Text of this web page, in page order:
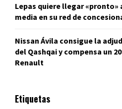
Lepas quiere llegar «pronto»
media en su red de
Nissan Ávila consigue la
del Qashqai y compensa un
Renault
Etiquetas